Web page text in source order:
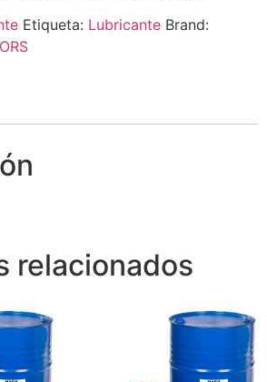
Etiqueta: Lubricante Brand:
relacionados